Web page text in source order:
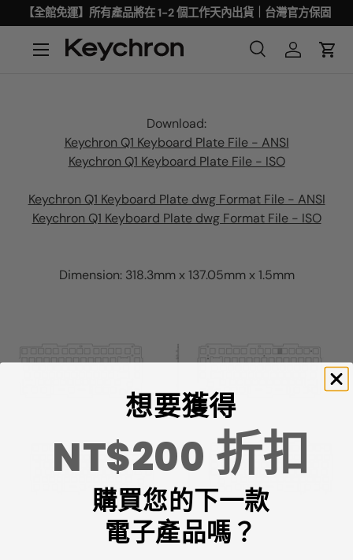
【全館免運】所有產品將在 1-2 個工作天內出貨｜台灣官方保固
Download:
Keychron Q1 Keyboard Plate File - ANSI
Keychron Q1 Keyboard Plate File - ISO
Keychron Q1 Keyboard Plate dwg Format File - ANSI
Keychron Q1 Keyboard Plate dwg Format File - ISO
Dimension: 318.3mm x 137.05mm x 1.5mm
想要獲得
NT$200 折扣
購買您的下一款
電子產品嗎？